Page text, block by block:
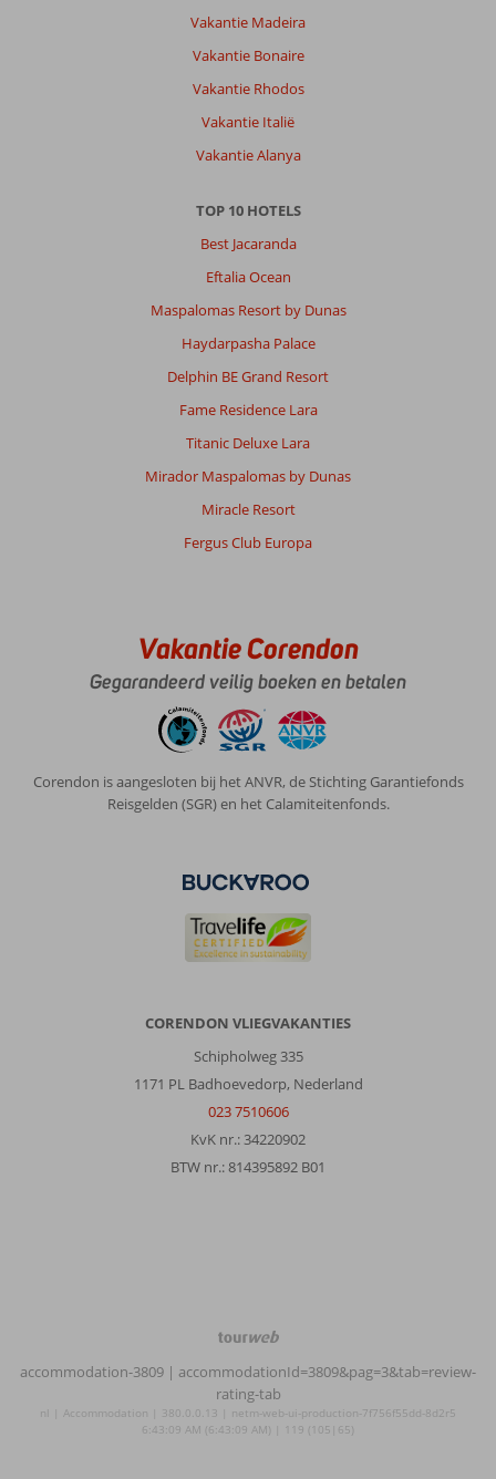
Vakantie Madeira
Vakantie Bonaire
Vakantie Rhodos
Vakantie Italië
Vakantie Alanya
TOP 10 HOTELS
Best Jacaranda
Eftalia Ocean
Maspalomas Resort by Dunas
Haydarpasha Palace
Delphin BE Grand Resort
Fame Residence Lara
Titanic Deluxe Lara
Mirador Maspalomas by Dunas
Miracle Resort
Fergus Club Europa
Vakantie Corendon
Gegarandeerd veilig boeken en betalen
Corendon is aangesloten bij het ANVR, de Stichting Garantiefonds
Reisgelden (SGR) en het Calamiteitenfonds.
CORENDON VLIEGVAKANTIES
Schipholweg 335
1171 PL Badhoevedorp, Nederland
023 7510606
KvK nr.: 34220902
BTW nr.: 814395892 B01
TourWeb
©
NetMatch
accommodation-3809 | accommodationId=3809&pag=3&tab=review-
rating-tab
nl | Accommodation | 380.0.0.13 | netm-web-ui-production-7f756f55dd-8d2r5
6:43:09 AM (6:43:09 AM) | 119 (105|65)